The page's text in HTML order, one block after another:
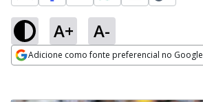
A+ A-
Adicione como fonte preferencial no Google